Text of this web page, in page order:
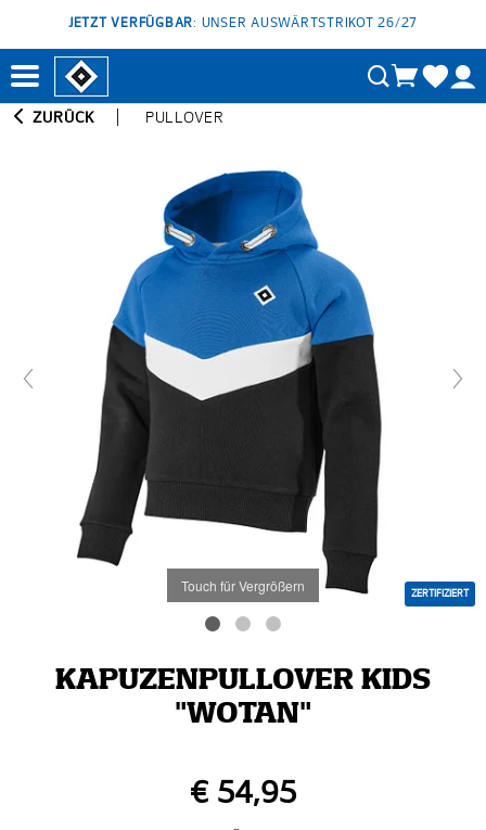
JETZT VERFÜGBAR: UNSER AUSWÄRTSTRIKOT 26/27
ZURÜCK PULLOVER
Touch für Vergrößern ZERTIFIZIERT
KAPUZENPULLOVER KIDS
"WOTAN"
€ 54,95